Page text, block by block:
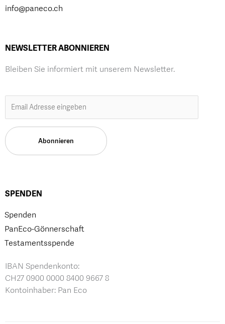
info@paneco.ch
NEWSLETTER ABONNIEREN
Bleiben Sie informiert mit unserem Newsletter.
SPENDEN
Spenden
PanEco-Gönnerschaft
Testamentsspende
IBAN Spendenkonto:
CH27 0900 0000 8400 9667 8
Kontoinhaber: Pan Eco